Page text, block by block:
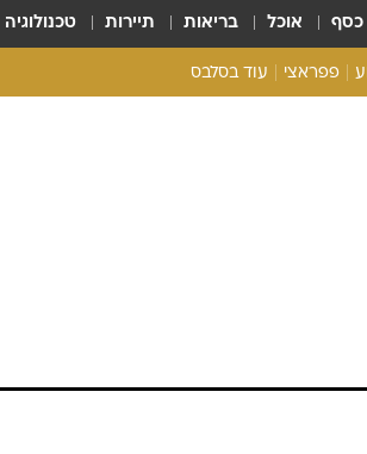
כסף אוכל בריאות תיירות טכנולוגיה
פפראצי עוד בסלבס